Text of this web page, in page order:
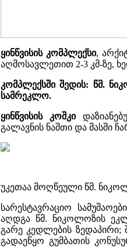
ყინწვისის კომპლექსი,
აღმოსავლეთით 2-3 კმ-ზე,
კომპლექსში შედის: წმ.
სამრეკლო.
ყინწვისის კოშკი
გალავნის ნაშთი და მასში
უკეთაა მოღწეული წმ.
სარესტავრაციო
აღდგა წმ. ნიკოლოზის
გარე კედლების ზედაპირი;
გადაეწყო გუმბათის